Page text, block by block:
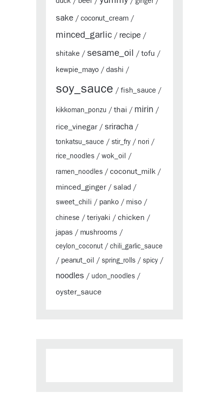
sake / coconut_cream /
minced_garlic / recipe /
shitake / sesame_oil / tofu /
kewpie_mayo / dashi /
soy_sauce / fish_sauce /
kikkoman_ponzu / thai / mirin /
rice_vinegar/ sriracha /
tonkatsu_sauce / stir_fry / nori /
rice_noodles / wok_oil /
ramen_noodles / coconut_milk /
minced_ginger/ salad /
sweet_chili / panko / miso /
chinese / teriyaki / chicken /
japas / mushrooms /
ceylon_coconut / chili_garlic_sauce
/ peanut_oil / spring_rolls / spicy /
noodles / udon_noodles /
oyster_sauce